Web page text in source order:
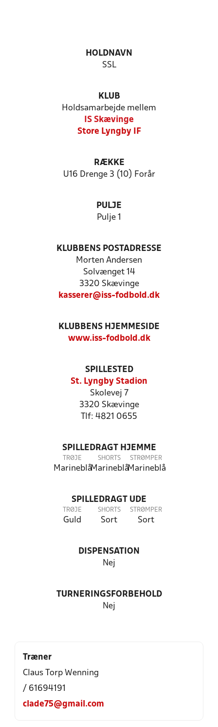
HOLDNAVN
SSL
KLUB
Holdsamarbejde mellem
IS Skævinge
Store Lyngby IF
RÆKKE
U16 Drenge 3 (10) Forår
PULJE
Pulje 1
KLUBBENS POSTADRESSE
Morten Andersen
Solvænget 14
3320 Skævinge
kasserer@iss-fodbold.dk
KLUBBENS HJEMMESIDE
www.iss-fodbold.dk
SPILLESTED
St. Lyngby Stadion
Skolevej 7
3320 Skævinge
Tlf: 4821 0655
SPILLEDRAGT HJEMME
TRØJE
Marineblå
SHORTS
Marineblå
STRØMPER
Marineblå
SPILLEDRAGT UDE
TRØJE
Guld
SHORTS
Sort
STRØMPER
Sort
DISPENSATION
Nej
TURNERINGSFORBEHOLD
Nej
Træner
Claus Torp Wenning
/ 61694191
clade75@gmail.com